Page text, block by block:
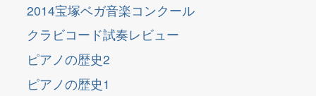
2014宝塚ベガ音楽コンクール
クラビコード試奏レビュー
ピアノの歴史2
ピアノの歴史1